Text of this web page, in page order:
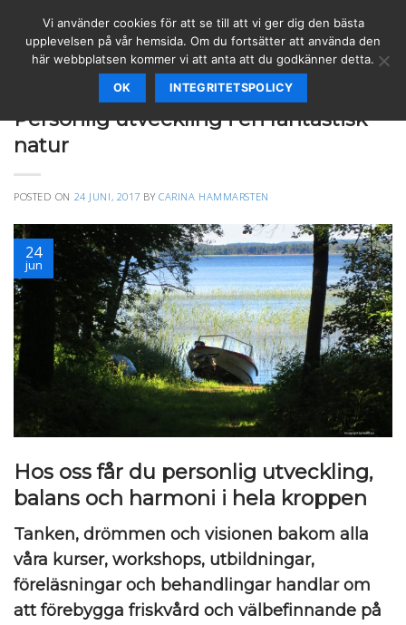
content
Personlig utveckling i en fantastisk
natur
POSTED ON 24 JUNI, 2017 BYCARINA HAMMARSTEN
24
jun
Hos oss får du personlig utveckling,
balans och harmoni i hela kroppen
Tanken, drömmen och visionen bakom alla
våra kurser, workshops, utbildningar,
föreläsningar och behandlingar handlar om
att förebygga friskvård och välbefinnande på
Vi använder cookies för att se till att vi ger dig den bästa
upplevelsen på vår hemsida. Om du fortsätter att använda den
här webbplatsen kommer vi att anta att du godkänner detta.
OK INTEGRITETSPOLICY